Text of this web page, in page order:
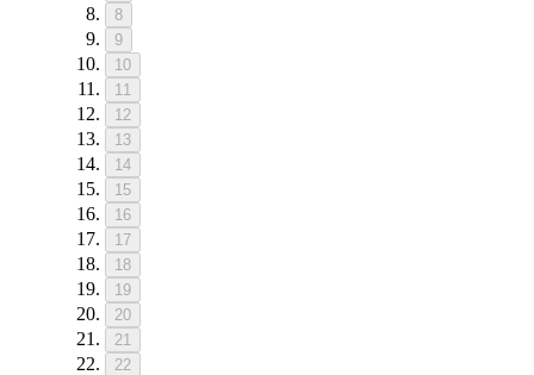
8
9
10
11
12
13
14
15
16
17
18
19
20
21
22